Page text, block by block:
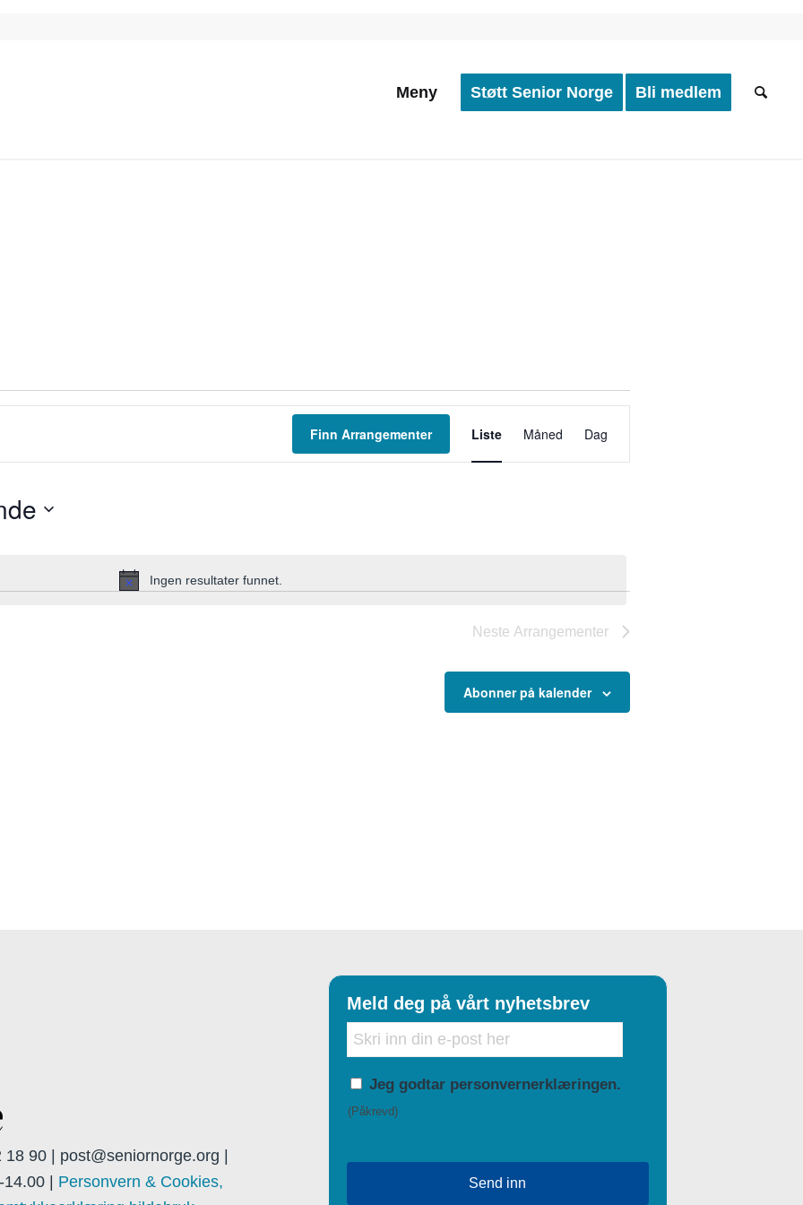
Meny Støtt Senior Norge Bli medlem
Merknad
Ingen resultater funnet.
Finn Arrangementer
Views
Navigation
Liste Måned Dag
Neste Arrangementer
Abonner på kalender
90 | post@seniornorge.org |
| Personvern & Cookies,
Meld deg på vårt nyhetsbrev
E-
post
Tillatelse
(Påkrevd)
Jeg godtar personvernerklæringen.
(Påkrevd)